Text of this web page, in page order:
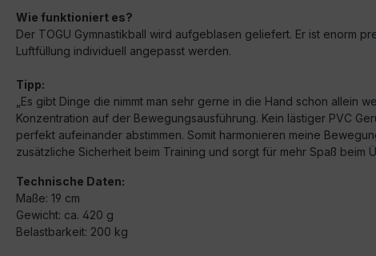
Wie funktioniert es?
Der TOGU Gymnastikball wird aufgeblasen geliefert. Er ist enorm
Luftfüllung individuell angepasst werden.
Tipp:
„Es gibt Dinge die nimmt man sehr gerne in die Hand schon allein
Konzentration auf der Bewegungsausführung. Kein lästiger PVC
perfekt aufeinander abstimmen. Somit harmonieren meine
zusätzliche Sicherheit beim Training und sorgt für mehr Spaß beim
Technische Daten:
Maße: 19 cm
Gewicht: ca. 420 g
Belastbarkeit: 200 kg